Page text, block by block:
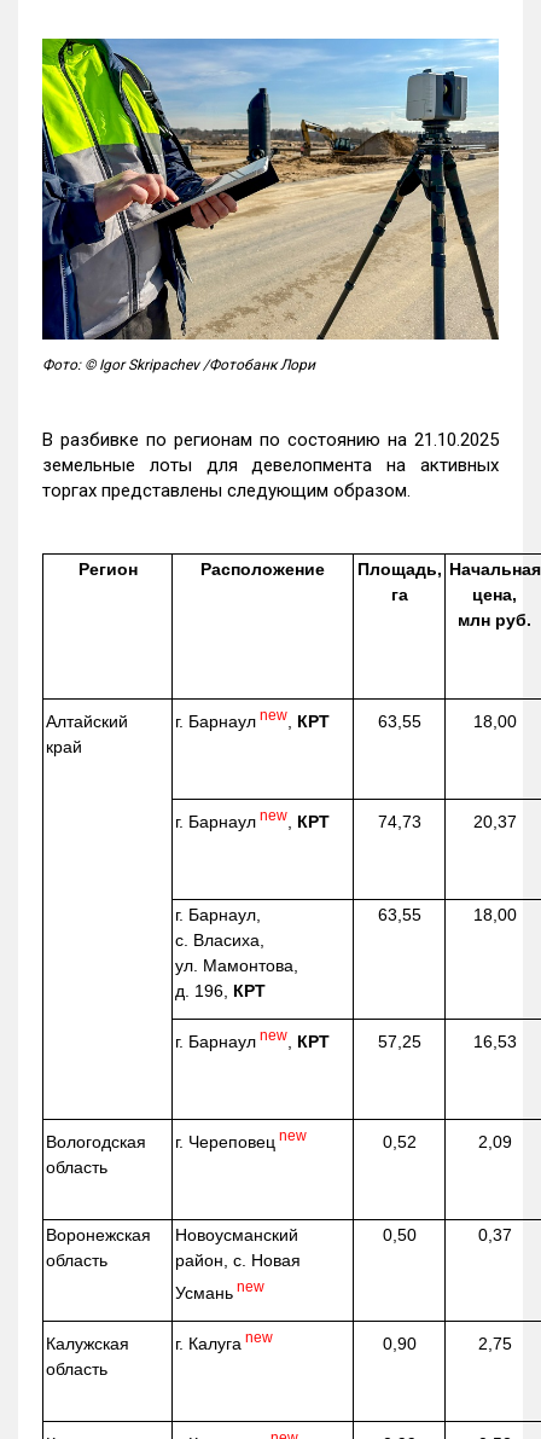
Фото: © Igor Skripachev /Фотобанк Лори
В разбивке по регионам по состоянию на 21.10.2025
земельные лоты для девелопмента на активных
торгах представлены следующим образом.
Регион Расположение
Площадь,
га
Начальная
цена,
млн руб.
Алтайский
край
г. Барнаул new КРТ 63,55 18,00
г. Барнаул new КРТ 74,73 20,37
г. Барнаул,
с. Власиха,
ул. Мамонтова,
д. 196, КРТ
63,55 18,00
г. Барнаул new КРТ 57,25 16,53
Вологодская
область
г. Череповец new 0,52 2,09
Воронежская
область
Новоусманский
район, с. Новая
Усмань new
0,50 0,37
Калужская
область
г. Калуга new 0,90 2,75